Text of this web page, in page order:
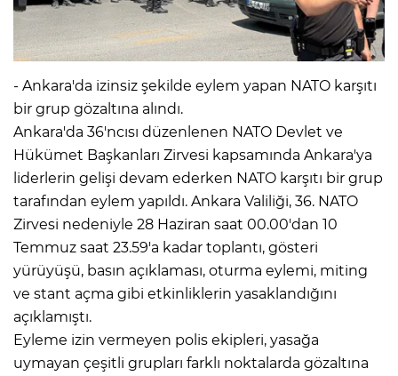
- Ankara'da izinsiz şekilde eylem yapan NATO karşıtı
bir grup gözaltına alındı.
Ankara'da 36'ncısı düzenlenen NATO Devlet ve
Hükümet Başkanları Zirvesi kapsamında Ankara'ya
liderlerin gelişi devam ederken NATO karşıtı bir grup
tarafından eylem yapıldı. Ankara Valiliği, 36. NATO
Zirvesi nedeniyle 28 Haziran saat 00.00'dan 10
Temmuz saat 23.59'a kadar toplantı, gösteri
yürüyüşü, basın açıklaması, oturma eylemi, miting
ve stant açma gibi etkinliklerin yasaklandığını
açıklamıştı.
Eyleme izin vermeyen polis ekipleri, yasağa
uymayan çeşitli grupları farklı noktalarda gözaltına